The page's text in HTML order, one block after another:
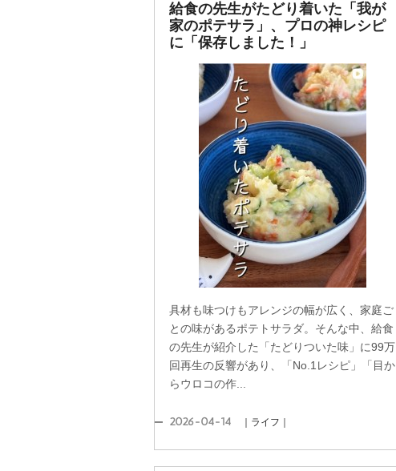
給食の先生がたどり着いた「我が
家のポテサラ」、プロの神レシピ
に「保存しました！」
具材も味つけもアレンジの幅が広く、家庭ご
との味があるポテトサラダ。そんな中、給食
の先生が紹介した「たどりついた味」に99万
回再生の反響があり、「No.1レシピ」「目か
らウロコの作...
2026-04-14 ｜ライフ｜